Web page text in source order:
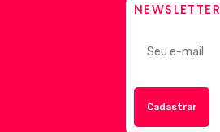
NEWSLETTER